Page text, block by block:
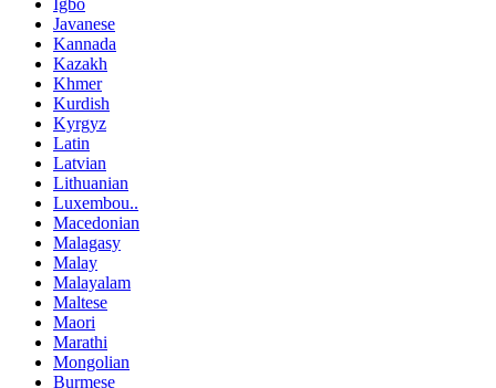
Javanese
Kannada
Kazakh
Khmer
Kurdish
Kyrgyz
Latin
Latvian
Lithuanian
Luxembou..
Macedonian
Malagasy
Malay
Malayalam
Maltese
Maori
Marathi
Mongolian
Burmese